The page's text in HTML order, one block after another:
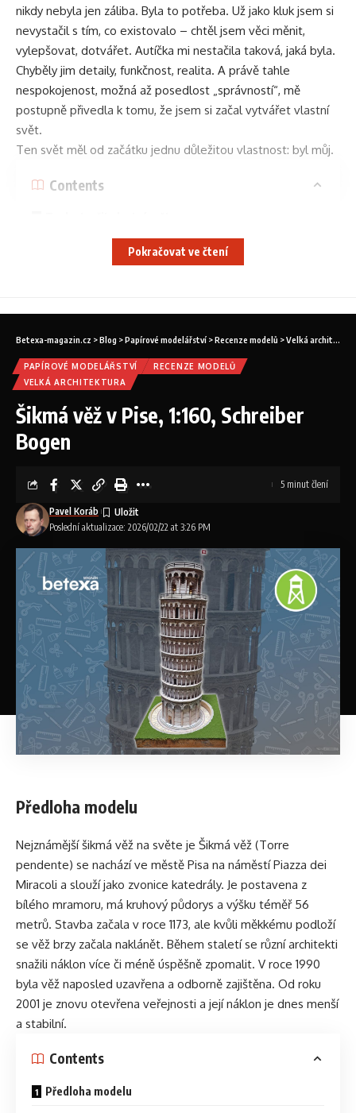
nikdy nebyla jen záliba. Byla to potřeba. Už jako kluk jsem si
nevystačil s tím, co existovalo – chtěl jsem věci měnit,
vylepšovat, dotvářet. Autíčka mi nestačila taková, jaká byla.
Chyběly jim detaily, funkčnost, realita. A právě tahle
nespokojenost, možná až posedlost „správností“, mě
postupně přivedla k tomu, že jsem si začal vytvářet vlastní
svět.
Ten svět měl od začátku jednu důležitou vlastnost: byl můj.
Contents
Když se z modelu stane příběh
Když se z modelu stane příběh
Když jsem se po letech vrátil k modelaření naplno, už jsem
nehledal jen technickou dokonalost. Zjistil jsem, že mě
bodu A do bodu B, mě přestal zajímat. Ale hrad na skále,
zasazený do krajiny, ve kterém se „něco děje“ – ten mě
pohltil.
A právě v té chvíli přišlo rozhodnutí, které bylo pro moje
další modelaření zásadní:
Nebudu tvořit pro někoho jiného. Nebudu tvořit za peníze.
Možná to zní zvláštně. V době, kdy se téměř všechno
přepočítává na výkon, efektivitu a cenu, se to může zdát
jako krok stranou. Jenže pro mě to byla úleva.
Jednou jsem si zkusil spočítat, kolik vlastně moje modely
„stojí“. Ne materiál – ten je ve srovnání s časem
zanedbatelný. Myslím tím hodiny práce. Vyšlo mi, že pokud
byly pro většinu lidí nepřijatelné. A pokud bych cenu snížil,
kompromisy. A právě to jsem nechtěl.
Svoboda bez kompromisů
Kompromis je v modelaření nebezpečná věc. Začne
nenápadně. Řeknete si: „Tady to stačí takhle.“ „Tohle už
nikdo nepozná.“ „Tohle zjednoduším.“ A najednou zjistíte, že
už netvoříte podle své představy, ale podle času, ceny nebo
očekávání někoho jiného.
Tím by pro mě modelařina ztratila smysl.
Proto jsem se rozhodl jinak. Nechci být závislý na tom, jestli
se model „prodá“. Nechci přemýšlet, kolik hodin do něj ještě
Pokračovat ve čtení
Betexa-magazin.cz >Blog >Papírové modelářství >Recenze modelů >Velká architektura
PAPÍROVÉ MODELÁŘSTVÍ
RECENZE MODELŮ
VELKÁ ARCHITEKTURA
Šikmá věž v Pise, 1:160, Schreiber
Bogen
Poslední aktualizace: 2026/02/22 at 3:26 PM
Pavel Koráb
5 minut člení
Předloha modelu
Nejznámější šikmá věž na světe je Šikmá věž (Torre
pendente) se nachází ve městě Pisa na náměstí Piazza dei
Miracoli a slouží jako zvonice katedrály. Je postavena z
bílého mramoru, má kruhový půdorys a výšku téměř 56
metrů. Stavba začala v roce 1173, ale kvůli měkkému podloží
se věž brzy začala naklánět. Během staletí se různí architekti
snažili náklon více či méně úspěšně zpomalit. V roce 1990
byla věž naposled uzavřena a odborně zajištěna. Od roku
2001 je znovu otevřena veřejnosti a její náklon je dnes menší
a stabilní.
Contents
Předloha modelu